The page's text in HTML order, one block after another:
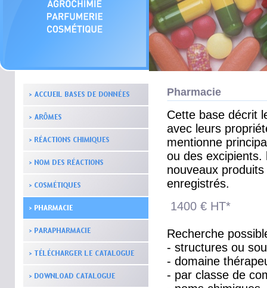
Pharmacie
Cette base décrit
avec leurs
mentionne
ou des excipients.
nouveaux
enregistrés.
1400 € HT*
Recherche
- structures ou
- domaine
- par classe de